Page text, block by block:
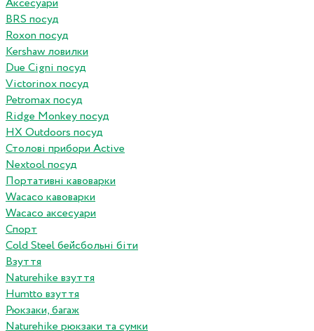
Аксесуари
BRS посуд
Roxon посуд
Kershaw ловилки
Due Cigni посуд
Victorinox посуд
Petromax посуд
Ridge Monkey посуд
HX Outdoors посуд
Столові прибори Active
Nextool посуд
Портативні кавоварки
Wacaco кавоварки
Wacaco аксесуари
Спорт
Cold Steel бейсбольні біти
Взуття
Naturehike взуття
Humtto взуття
Рюкзаки, багаж
Naturehike рюкзаки та сумки